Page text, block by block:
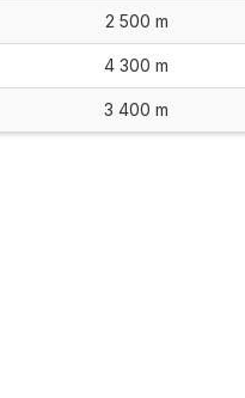
2 500 m
4 300 m
3 400 m